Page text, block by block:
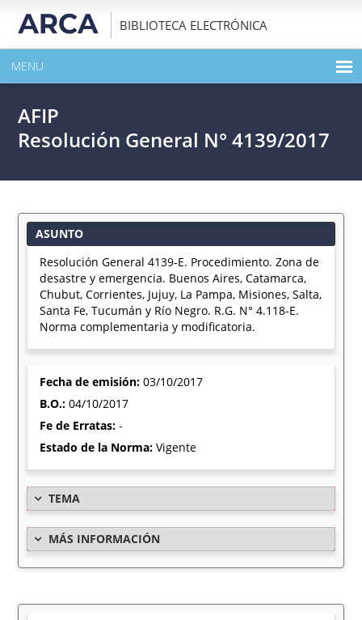
BIBLIOTECA ELECTRÓNICA
MENU
EXPANDIR TODO EL CONTENIDO DE LA PUBLICACIÓN
AFIP
Resolución General N° 4139/2017
ASUNTO
Resolución General 4139-E. Procedimiento. Zona de
desastre y emergencia. Buenos Aires, Catamarca,
Chubut, Corrientes, Jujuy, La Pampa, Misiones, Salta,
Santa Fe, Tucumán y Río Negro. R.G. N° 4.118-E.
Norma complementaria y modificatoria.
Fecha de emisión:03/10/2017
B.O.:04/10/2017
Fe de Erratas:-
Estado de la Norma:Vigente
TEMA
MÁS INFORMACIÓN